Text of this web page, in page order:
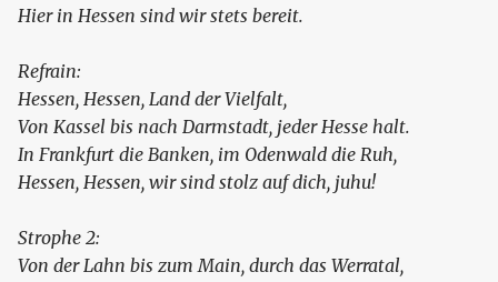
Hier in Hessen sind wir stets bereit.
Refrain:
Hessen, Hessen, Land der Vielfalt,
Von Kassel bis nach Darmstadt, jeder Hesse halt.
In Frankfurt die Banken, im Odenwald die Ruh,
Hessen, Hessen, wir sind stolz auf dich, juhu!
Strophe 2:
Von der Lahn bis zum Main, durch das Werratal,